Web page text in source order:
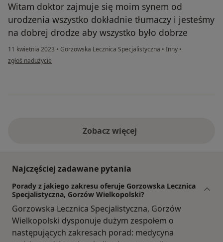
Witam doktor zajmuje się moim synem od
urodzenia wszystko dokładnie tłumaczy i jesteśmy
na dobrej drodze aby wszystko było dobrze
11 kwietnia 2023 • Gorzowska Lecznica Specjalistyczna • Inny •
w opinii użytkownika Natalia
zgłoś nadużycie
Zobacz więcej
Najczęściej zadawane pytania
Porady z jakiego zakresu oferuje Gorzowska Lecznica
Specjalistyczna, Gorzów Wielkopolski?
Gorzowska Lecznica Specjalistyczna, Gorzów
Wielkopolski dysponuje dużym zespołem o
następujących zakresach porad: medycyna